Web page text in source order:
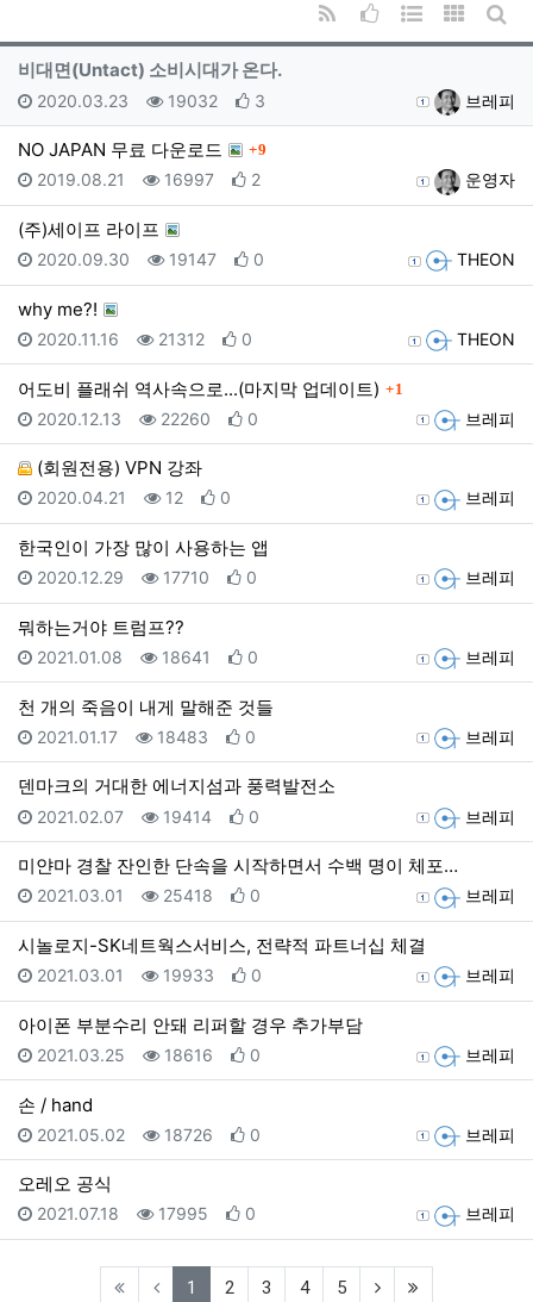
RSS
추천순 정렬
웹진 스타일
갤러리게
비대면(Untact) 소비시대가 온다.
등록자 브레피
등록일
2020.03.23 조회
19032 추천
3
NO JAPAN 무료 다운로드 댓글
9
등록자 운영자
등록일
2019.08.21 조회
16997 추천
2
(주)세이프 라이프
등록자 THEON
등록일
2020.09.30 조회
19147 추천
0
why me?!
등록자 THEON
등록일
2020.11.16 조회
21312 추천
0
어도비 플래쉬 역사속으로...(마지막 업데이트) 댓글
1
등록자 브레피
등록일
2020.12.13 조회
22260 추천
0
(회원전용) VPN 강좌
등록자 브레피
등록일
2020.04.21 조회
12 추천
0
한국인이 가장 많이 사용하는 앱
등록자 브레피
등록일
2020.12.29 조회
17710 추천
0
뭐하는거야 트럼프??
등록자 브레피
등록일
2021.01.08 조회
18641 추천
0
천 개의 죽음이 내게 말해준 것들
등록자 브레피
등록일
2021.01.17 조회
18483 추천
0
덴마크의 거대한 에너지섬과 풍력발전소
등록자 브레피
등록일
2021.02.07 조회
19414 추천
0
미얀마 경찰 잔인한 단속을 시작하면서 수백 명이 체포…
등록자 브레피
등록일
2021.03.01 조회
25418 추천
0
시놀로지-SK네트웍스서비스, 전략적 파트너십 체결
등록자 브레피
등록일
2021.03.01 조회
19933 추천
0
아이폰 부분수리 안돼 리퍼할 경우 추가부담
등록자 브레피
등록일
2021.03.25 조회
18616 추천
0
손 / hand
등록자 브레피
등록일
2021.05.02 조회
18726 추천
0
오레오 공식
등록자 브레피
등록일
2021.07.18 조회
17995 추천
0
1 (current)
2 3 4 5 (next)